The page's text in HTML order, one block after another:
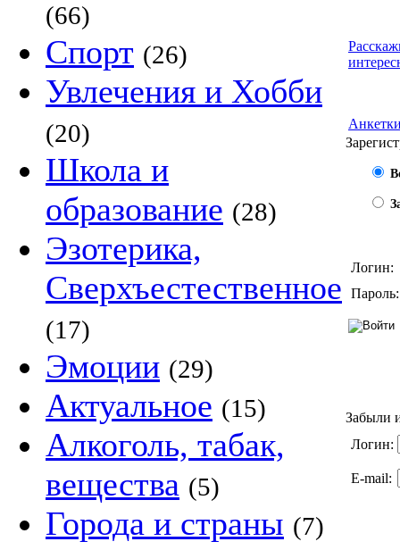
(66)
Спорт (26)
Увлечения и Хобби
(20)
Школа и
образование (28)
Эзотерика,
Сверхъестественное
(17)
Эмоции (29)
Актуальное (15)
Алкоголь, табак,
вещества (5)
Города и страны (7)
Логин:
Пароль:
Забыли
Логин:
E-mail: